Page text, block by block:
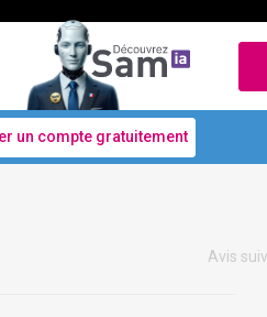
un compte gratuitement
Avis